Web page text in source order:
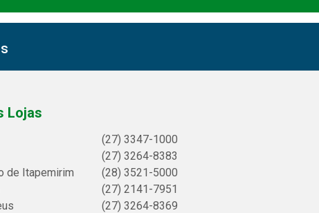
Lojas
(27) 3347-1000
(27) 3264-8383
de Itapemirim
(28) 3521-5000
(27) 2141-7951
(27) 3264-8369